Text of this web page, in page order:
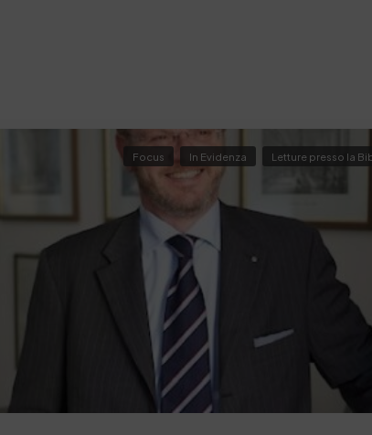
Focus In Evidenza Letture presso la